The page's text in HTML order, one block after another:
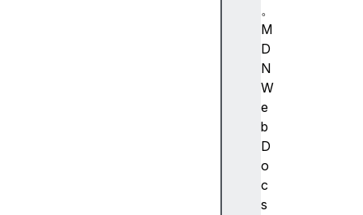
。
M
D
N
W
e
b
D
o
c
s